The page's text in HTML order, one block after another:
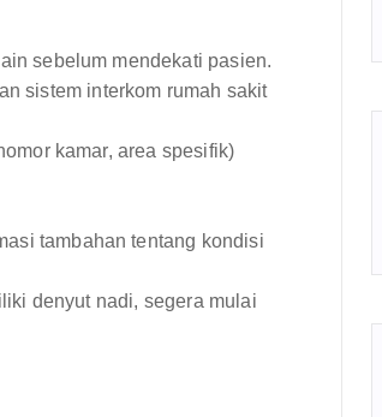
sebelum mendekati pasien.
sistem interkom rumah sakit
kamar, area spesifik)
tambahan tentang kondisi
denyut nadi, segera mulai